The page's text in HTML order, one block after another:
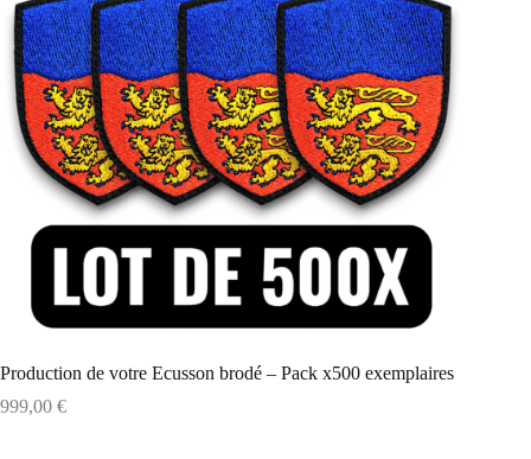
Production de votre Ecusson brodé – Pack x500 exemplaires
999,00 €